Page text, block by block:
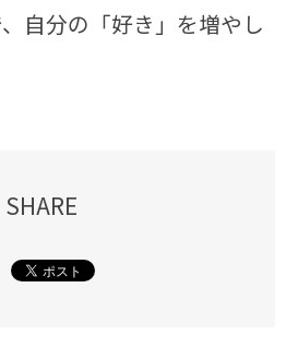
自分の「好き」を増やし
SHARE